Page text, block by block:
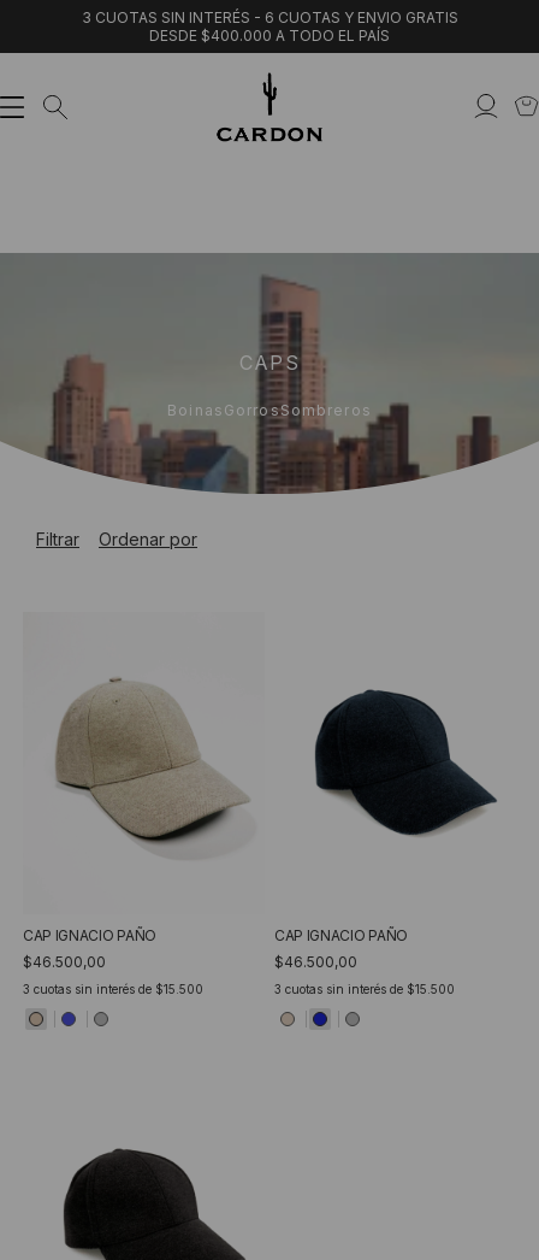
3 CUOTAS SIN INTERÉS - 6 CUOTAS Y ENVIO GRATIS
DESDE $400.000 A TODO EL PAÍS
CAPS
Boinas GorrosSombreros
Filtrar Ordenar por
CAP IGNACIO PAÑO
$46.500,00
3 cuotas sin interés de $15.500
CAP IGNACIO PAÑO
$46.500,00
3 cuotas sin interés de $15.500